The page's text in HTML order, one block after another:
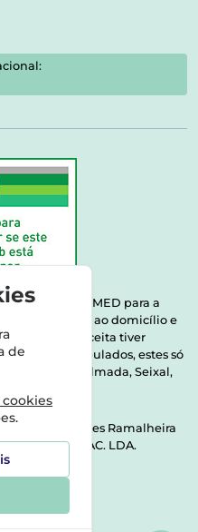
pelo INFARMED para a
de saúde ao domicílio e
| Se na sua receita tiver
Manipulados, estes só
concelhos: Almada, Seixal,
Fernandes Ramalheira
SOC. FARMAC. LDA.
036 Almada
de